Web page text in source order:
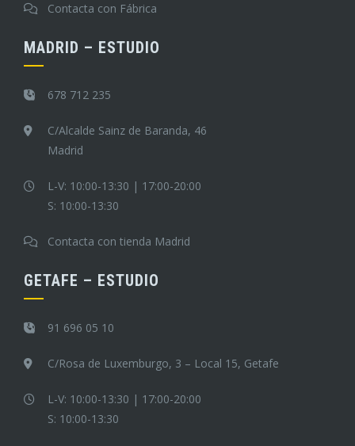
Contacta con Fábrica
MADRID – ESTUDIO
678 712 235
C/Alcalde Sainz de Baranda, 46
Madrid
L-V: 10:00-13:30 | 17:00-20:00
S: 10:00-13:30
Contacta con tienda Madrid
GETAFE – ESTUDIO
91 696 05 10
C/Rosa de Luxemburgo, 3 – Local 15, Getafe
L-V: 10:00-13:30 | 17:00-20:00
S: 10:00-13:30